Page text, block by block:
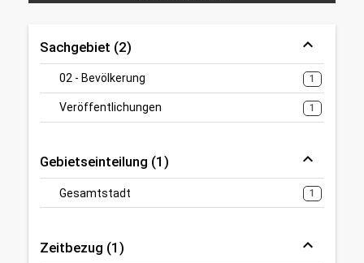
Sachgebiet (2)
02 - Bevölkerung 1
Veröffentlichungen 1
Gebietseinteilung (1)
Gesamtstadt 1
Zeitbezug (1)